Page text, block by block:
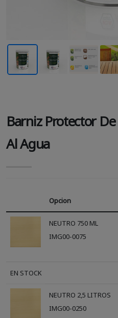
Barniz Protector
Al Agua
Opcion
NEUTRO 750 ML
IMG00-0075
EN STOCK
NEUTRO 2,5 LITROS
IMG00-0250